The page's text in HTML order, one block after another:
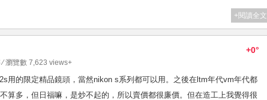
+閱讀全文
+0°
⁄ 瀏覽數 7,623 views+
用的限定精品鏡頭，當然nikon s系列都可以用。之後在ltm年代vm年代都
算多，但日福嘛，是炒不起的，所以賣價都很廉價。但在造工上我覺得很